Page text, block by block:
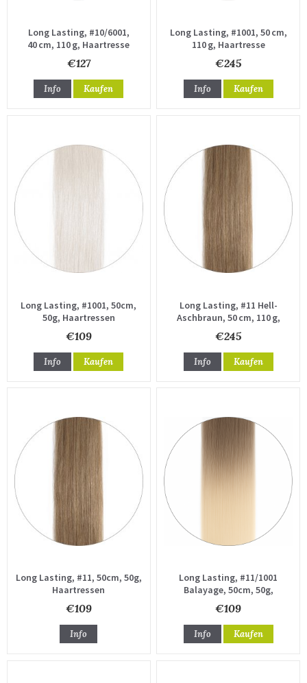
Long Lasting, #10/6001,
40 cm, 110 g, Haartresse
€127
Info Kaufen
Long Lasting, #1001, 50 cm,
110 g, Haartresse
€245
Info Kaufen
Long Lasting, #1001, 50cm,
50g, Haartressen
€109
Info Kaufen
Long Lasting, #11 Hell-
Aschbraun, 50 cm, 110 g,
Haartresse
€245
Info Kaufen
Long Lasting, #11, 50cm, 50g,
Haartressen
€109
Info
Long Lasting, #11/1001
Balayage, 50cm, 50g,
Haartressen
€109
Info Kaufen